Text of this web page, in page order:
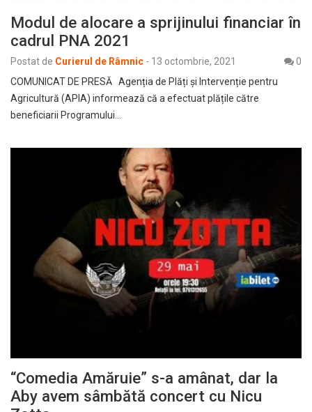
Modul de alocare a sprijinului financiar în
cadrul PNA 2021
Postat de Curierul de Râmnic - 13 octombrie, 2021
0
COMUNICAT DE PRESĂ Agenția de Plăți și Intervenție pentru
Agricultură (APIA) informează că a efectuat plățile către
beneficiarii Programului…
“Comedia Amăruie” s-a amânat, dar la
Aby avem sâmbătă concert cu Nicu